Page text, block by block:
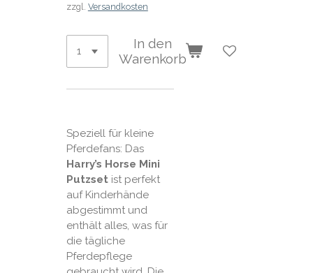
zzgl. Versandkosten
In den
Warenkorb
Speziell für kleine
Pferdefans: Das
Harry’s Horse Mini
Putzsetist perfekt
auf Kinderhände
abgestimmt und
enthält alles, was für
die tägliche
Pferdepflege